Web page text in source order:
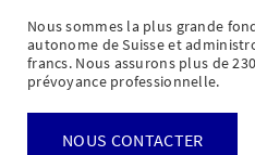
Nous sommes la plus grande
autonome de Suisse et
francs. Nous assurons plus de
prévoyance professionnelle.
NOUS CONTACTER